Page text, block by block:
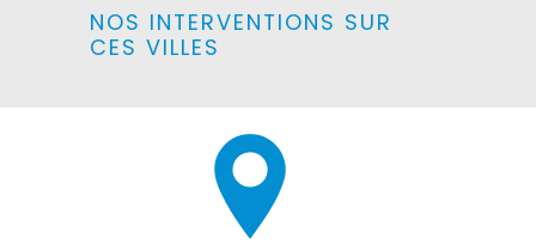
NOS INTERVENTIONS SUR
CES VILLES